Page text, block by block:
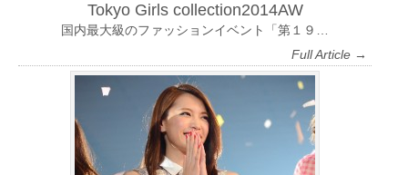
Tokyo Girls collection2014AW
国内最大級のファッションイベント「第１９…
Full Article →